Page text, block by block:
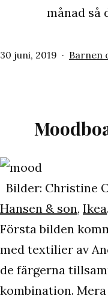
månad så
Publicerat
30 juni, 2019 Barnen
Bilder: Christine
Hansen & son, Ikea.
Första bilden
med textilier av
de färgerna
kombination.